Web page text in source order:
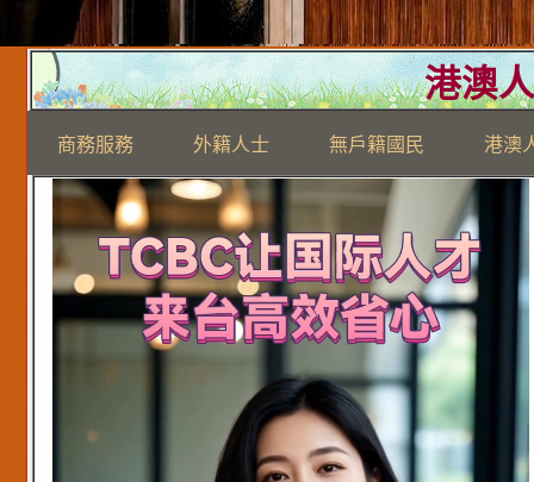
港澳
商務服務 外籍人士 無戶籍國民 港澳